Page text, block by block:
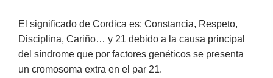
El significado de Cordica es: Constancia, Respeto,
Disciplina, Cariño… y 21 debido a la causa principal
del síndrome que por factores genéticos se presenta
un cromosoma extra en el par 21.